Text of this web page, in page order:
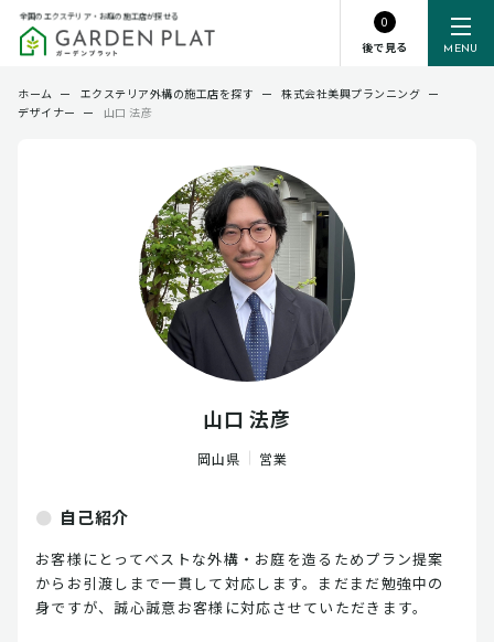
MENU
全国のエクステリア・お庭の施工店が探せる
0
後で見る
ホーム ー エクステリア外構の施工店を探す ー 株式会社美興プランニング ー
デザイナー ー 山口 法彦
山口 法彦
岡山県 営業
自己紹介
お客様にとってベストな外構・お庭を造るためプラン提案
からお引渡しまで一貫して対応します。まだまだ勉強中の
身ですが、誠心誠意お客様に対応させていただきます。